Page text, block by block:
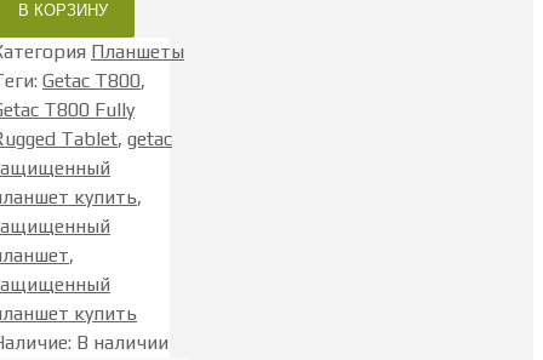
В КОРЗИНУ
Планшеты
: Getac T800,
T800 Fully
Tablet, getac
купить,
,
купить
: В наличии